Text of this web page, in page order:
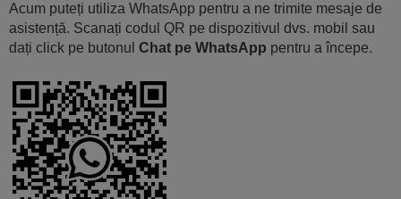
Acum puteți utiliza WhatsApp pentru a ne trimite mesaje de
asistență. Scanați codul QR pe dispozitivul dvs. mobil sau
dați click pe butonul Chat pe WhatsApp pentru a începe.